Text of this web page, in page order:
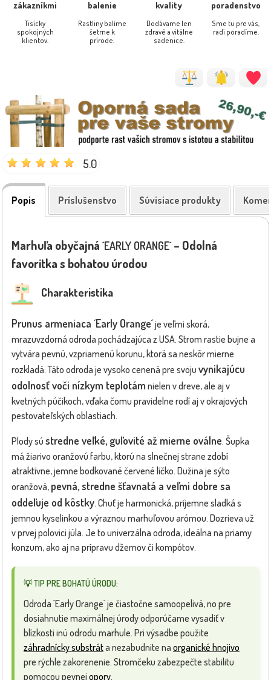
zákazníkmi
Tisícky
spokojných
klientov.
balenie
Rastliny balíme
šetrne k
prírode.
kvality
Dodávame len
zdravé a vitálne
sadenice.
poradenstvo
Sme tu pre vás,
radi poradíme.
5.0
Popis Príslušenstvo Súvisiace produkty
Marhuľa obyčajná ´EARLY ORANGE´– Odolná
favoritka s bohatou úrodou
Charakteristika
Prunus armeniaca ´Early Orange´je veľmi skorá,
mrazuvzdorná odroda pochádzajúca z USA. Strom rastie bujne a
vytvára pevnú, vzpriamenú korunu, ktorá sa neskôr mierne
rozkladá. Táto odroda je vysoko cenená pre svoju vynikajúcu
odolnosť voči nízkym teplotám nielen v dreve, ale aj v
kvetných púčikoch, vďaka čomu pravidelne rodí aj v okrajových
pestovateľských oblastiach.
Plody sú stredne veľké, guľovité až mierne oválne. Šupka
má žiarivo oranžovú farbu, ktorú na slnečnej strane zdobí
atraktívne, jemne bodkované červené líčko. Dužina je sýto
oranžová, pevná, stredne šťavnatá a veľmi dobre sa
oddeľuje od kôstky. Chuť je harmonická, príjemne sladká s
jemnou kyselinkou a výraznou marhuľovou arómou. Dozrieva už
v prvej polovici júla. Je to univerzálna odroda, ideálna na priamy
konzum, ako aj na prípravu džemov či kompótov.
💡 TIP PRE BOHATÚ ÚRODU:
Odroda ´Early Orange´ je čiastočne samoopelivá, no pre
dosiahnutie maximálnej úrody odporúčame vysadiť v
blízkosti inú odrodu marhule. Pri výsadbe použite
záhradnícky substráta nezabudnite na organické hnojivo
pre rýchle zakorenenie. Stromčeku zabezpečte stabilitu
pomocou pevnej opory.